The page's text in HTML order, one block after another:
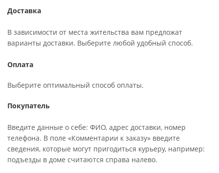
Доставка
В зависимости от места жительства вам предложат
варианты доставки. Выберите любой удобный способ.
Оплата
Выберите оптимальный способ оплаты.
Покупатель
Введите данные о себе: ФИО, адрес доставки, номер
телефона. В поле «Комментарии к заказу» введите
сведения, которые могут пригодиться курьеру, например:
подъезды в доме считаются справа налево.